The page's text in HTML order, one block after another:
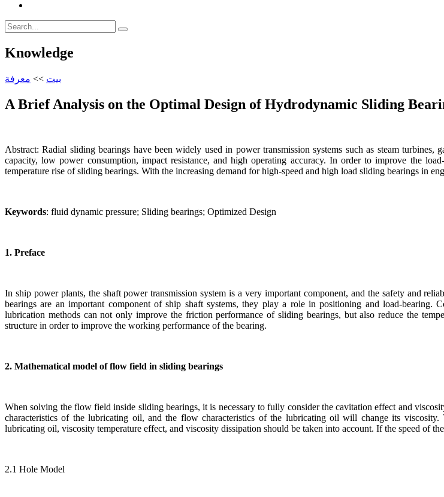
Knowledge
بيت >> معرفة
A Brief Analysis on the Optimal Design of Hydrodynamic Sliding
Abstract: Radial sliding bearings have been widely used in power transmission systems such as steam
capacity, low power consumption, impact resistance, and high operating accuracy. In order to improve the
temperature rise of sliding bearings. With the increasing demand for high-speed and high load sliding bearings in
Keywords: fluid dynamic pressure; Sliding bearings; Optimized Design
1. Preface
In ship power plants, the shaft power transmission system is a very important component, and the safety and
bearings are an important component of ship shaft systems, they play a role in positioning and load-bearing.
lubrication methods can not only improve the friction performance of sliding bearings, but also reduce the
structure in order to improve the working performance of the bearing.
2. Mathematical model of flow field in sliding bearings
When solving the flow field inside sliding bearings, it is necessary to fully consider the cavitation effect and
characteristics of the lubricating oil, and the flow characteristics of the lubricating oil will change its
lubricating oil, viscosity temperature effect, and viscosity dissipation should be taken into account. If the speed of
2.1 Hole Model